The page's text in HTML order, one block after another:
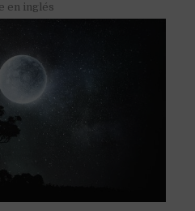
en inglés